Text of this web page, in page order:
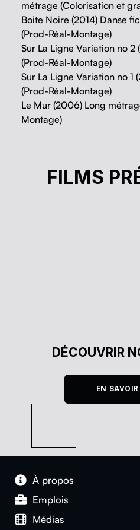
métrage (Colorisation et
Boite Noire (2014) Danse
(Prod-Réal-Montage)
Sur La Ligne Variation no 2
(Prod-Réal-Montage)
Sur La Ligne Variation no
(Prod-Réal-Montage)
Le Mur (2006) Long
Montage)
FILMS
Anne-Marie Turcotte, Mario
DÉCOUVRIR
EN
À pro­pos
Emplois
Médias